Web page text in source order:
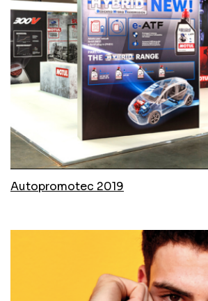
Autopromotec 2019